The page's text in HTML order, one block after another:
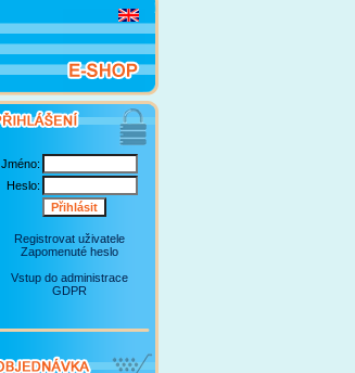
Jméno:
Heslo:
Registrovat uživatele
Zapomenuté heslo
Vstup do administrace
GDPR